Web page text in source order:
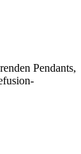
Pendants,